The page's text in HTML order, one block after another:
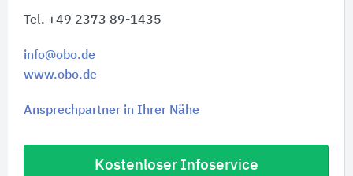
Tel. +49 2373 89-1435
info@obo.de
www.obo.de
Ansprechpartner in Ihrer Nähe
Kostenloser Infoservice